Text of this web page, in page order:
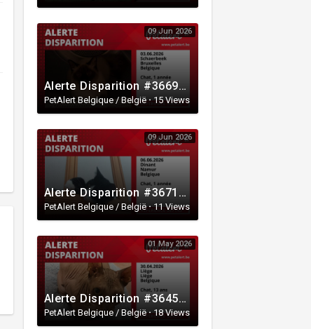
09 Jun 2026
Alerte Disparition #366924 Schaerbeek / Bruxelles / Belgique
PetAlert Belgique / België·15 Views
09 Jun 2026
Alerte Disparition #367145 Dinant / Namur / Belgique
PetAlert Belgique / België·11 Views
01 May 2026
Alerte Disparition #364570 Liège / Liège / Belgique
PetAlert Belgique / België·18 Views